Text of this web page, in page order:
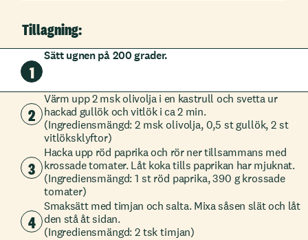
Tillagning:
1
Sätt ugnen på 200 grader.
2
Värm upp 2 msk olivolja i en kastrull och svetta ur
hackad gullök och vitlök i ca 2 min.
(Ingrediensmängd: 2 msk olivolja, 0,5 st gullök, 2 st
vitlöksklyftor)
3
Hacka upp röd paprika och rör ner tillsammans med
krossade tomater. Låt koka tills paprikan har mjuknat.
(Ingrediensmängd: 1 st röd paprika, 390 g krossade
tomater)
4
Smaksätt med timjan och salta. Mixa såsen slät och låt
den stå åt sidan.
(Ingrediensmängd: 2 tsk timjan)